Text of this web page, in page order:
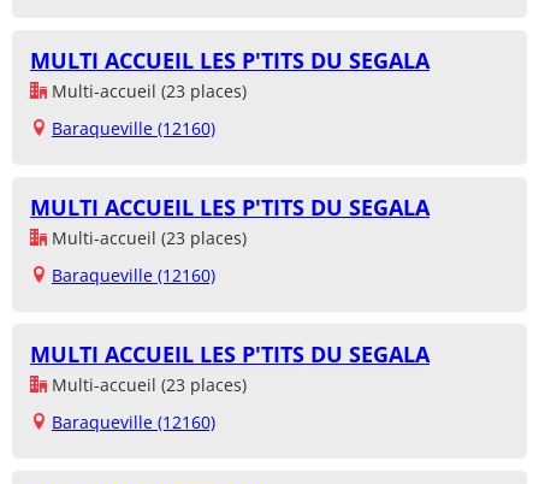
MULTI ACCUEIL LES P'TITS DU SEGALA
Multi-accueil (23 places)
Baraqueville (12160)
MULTI ACCUEIL LES P'TITS DU SEGALA
Multi-accueil (23 places)
Baraqueville (12160)
MULTI ACCUEIL LES P'TITS DU SEGALA
Multi-accueil (23 places)
Baraqueville (12160)